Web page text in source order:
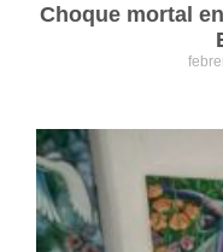
Choque mortal